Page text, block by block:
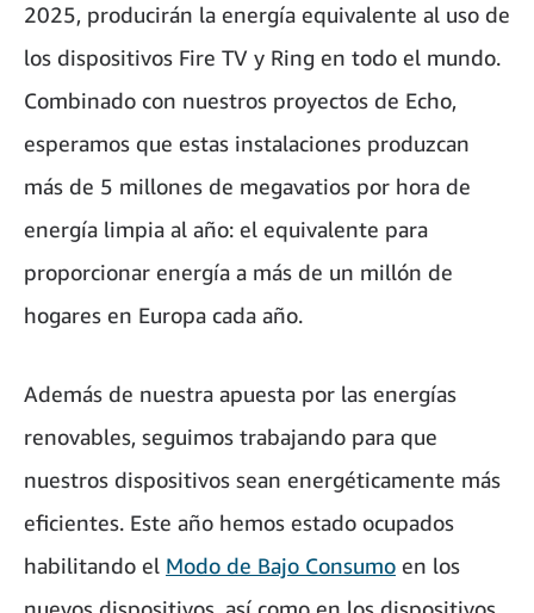
2025, producirán la energía equivalente al uso de
los dispositivos Fire TV y Ring en todo el mundo.
Combinado con nuestros proyectos de Echo,
esperamos que estas instalaciones produzcan
más de 5 millones de megavatios por hora de
energía limpia al año: el equivalente para
proporcionar energía a más de un millón de
hogares en Europa cada año.
Además de nuestra apuesta por las energías
renovables, seguimos trabajando para que
nuestros dispositivos sean energéticamente más
eficientes. Este año hemos estado ocupados
habilitando el Modo de Bajo Consumo en los